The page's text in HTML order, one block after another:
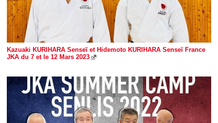
Kazuaki KURIHARA Senseï et Hidemoto KURIHARA Senseï France
JKA du 7 et le 12 Mars 2023